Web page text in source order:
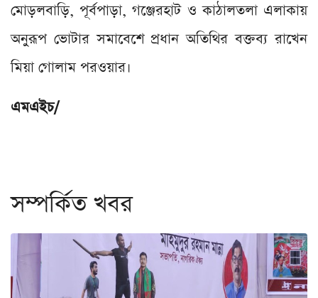
মোড়লবাড়ি, পূর্বপাড়া, গঞ্জেরহাট ও কাঠালতলা এলাকায়
অনুরূপ ভোটার সমাবেশে প্রধান অতিথির বক্তব্য রাখেন
মিয়া গোলাম পরওয়ার।
এমএইচ/
সম্পর্কিত খবর